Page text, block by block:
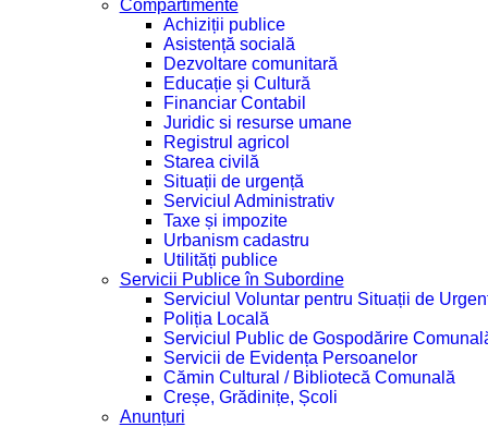
Compartimente
Achiziții publice
Asistență socială
Dezvoltare comunitară
Educație și Cultură
Financiar Contabil
Juridic si resurse umane
Registrul agricol
Starea civilă
Situații de urgență
Serviciul Administrativ
Taxe și impozite
Urbanism cadastru
Utilități publice
Servicii Publice în Subordine
Serviciul Voluntar pentru Situații de
Poliția Locală
Serviciul Public de Gospodărire
Servicii de Evidența Persoanelor
Cămin Cultural / Bibliotecă Comunală
Creșe, Grădinițe, Școli
Anunțuri